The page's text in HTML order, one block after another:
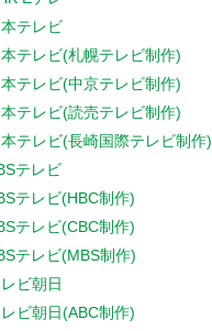
本テレビ
本テレビ(札幌テレビ制作)
本テレビ(中京テレビ制作)
本テレビ(読売テレビ制作)
本テレビ(長崎国際テレビ制作)
テレビ
テレビ(HBC制作)
テレビ(CBC制作)
テレビ(MBS制作)
ビ朝日
ビ朝日(ABC制作)